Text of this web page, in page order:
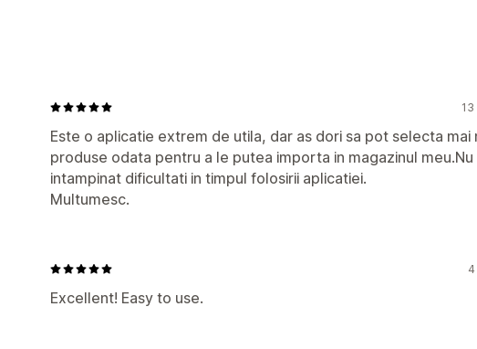
Equipamentos
Locais para aquisição de produtos
Alemanha Austrália Bélgica Canadá China Coreia do Sul
Espanha Estados Unidos Finlândia França Hungria
Itália Japão
Produtos
Impressão total Bolsas Cobertores Itens de vestuário
Chapéus Sapatos Utensílios para bebidas Presentes de
Decoração da casa
Opções de frete
Marca branca
Frete em lote
Este o aplicatie extrem de utila, dar as dori sa pot selecta mai
produse odata pentru a le putea importa in magazinul meu.Nu
intampinat dificultati in timpul folosirii aplicatiei.
Multumesc.
Excellent! Easy to use.